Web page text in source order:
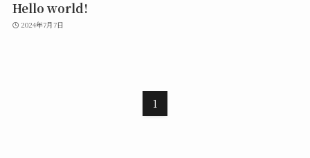
Hello world!
2024年7月7日
1